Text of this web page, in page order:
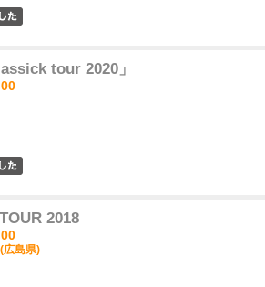
tour 2020」
2018
広島県)